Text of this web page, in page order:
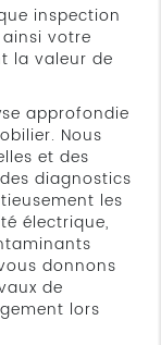
inspection
votre
la valeur de
approfondie
Nous
et des
diagnostics
les
électrique,
donnons
de
lors